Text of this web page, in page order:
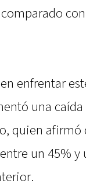
enfrentar
una
quien afirmó
un 45% y